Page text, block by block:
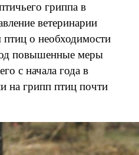
гриппа в
ветеринарии
о необходимости
повышенные меры
с начала года в
на грипп птиц почти